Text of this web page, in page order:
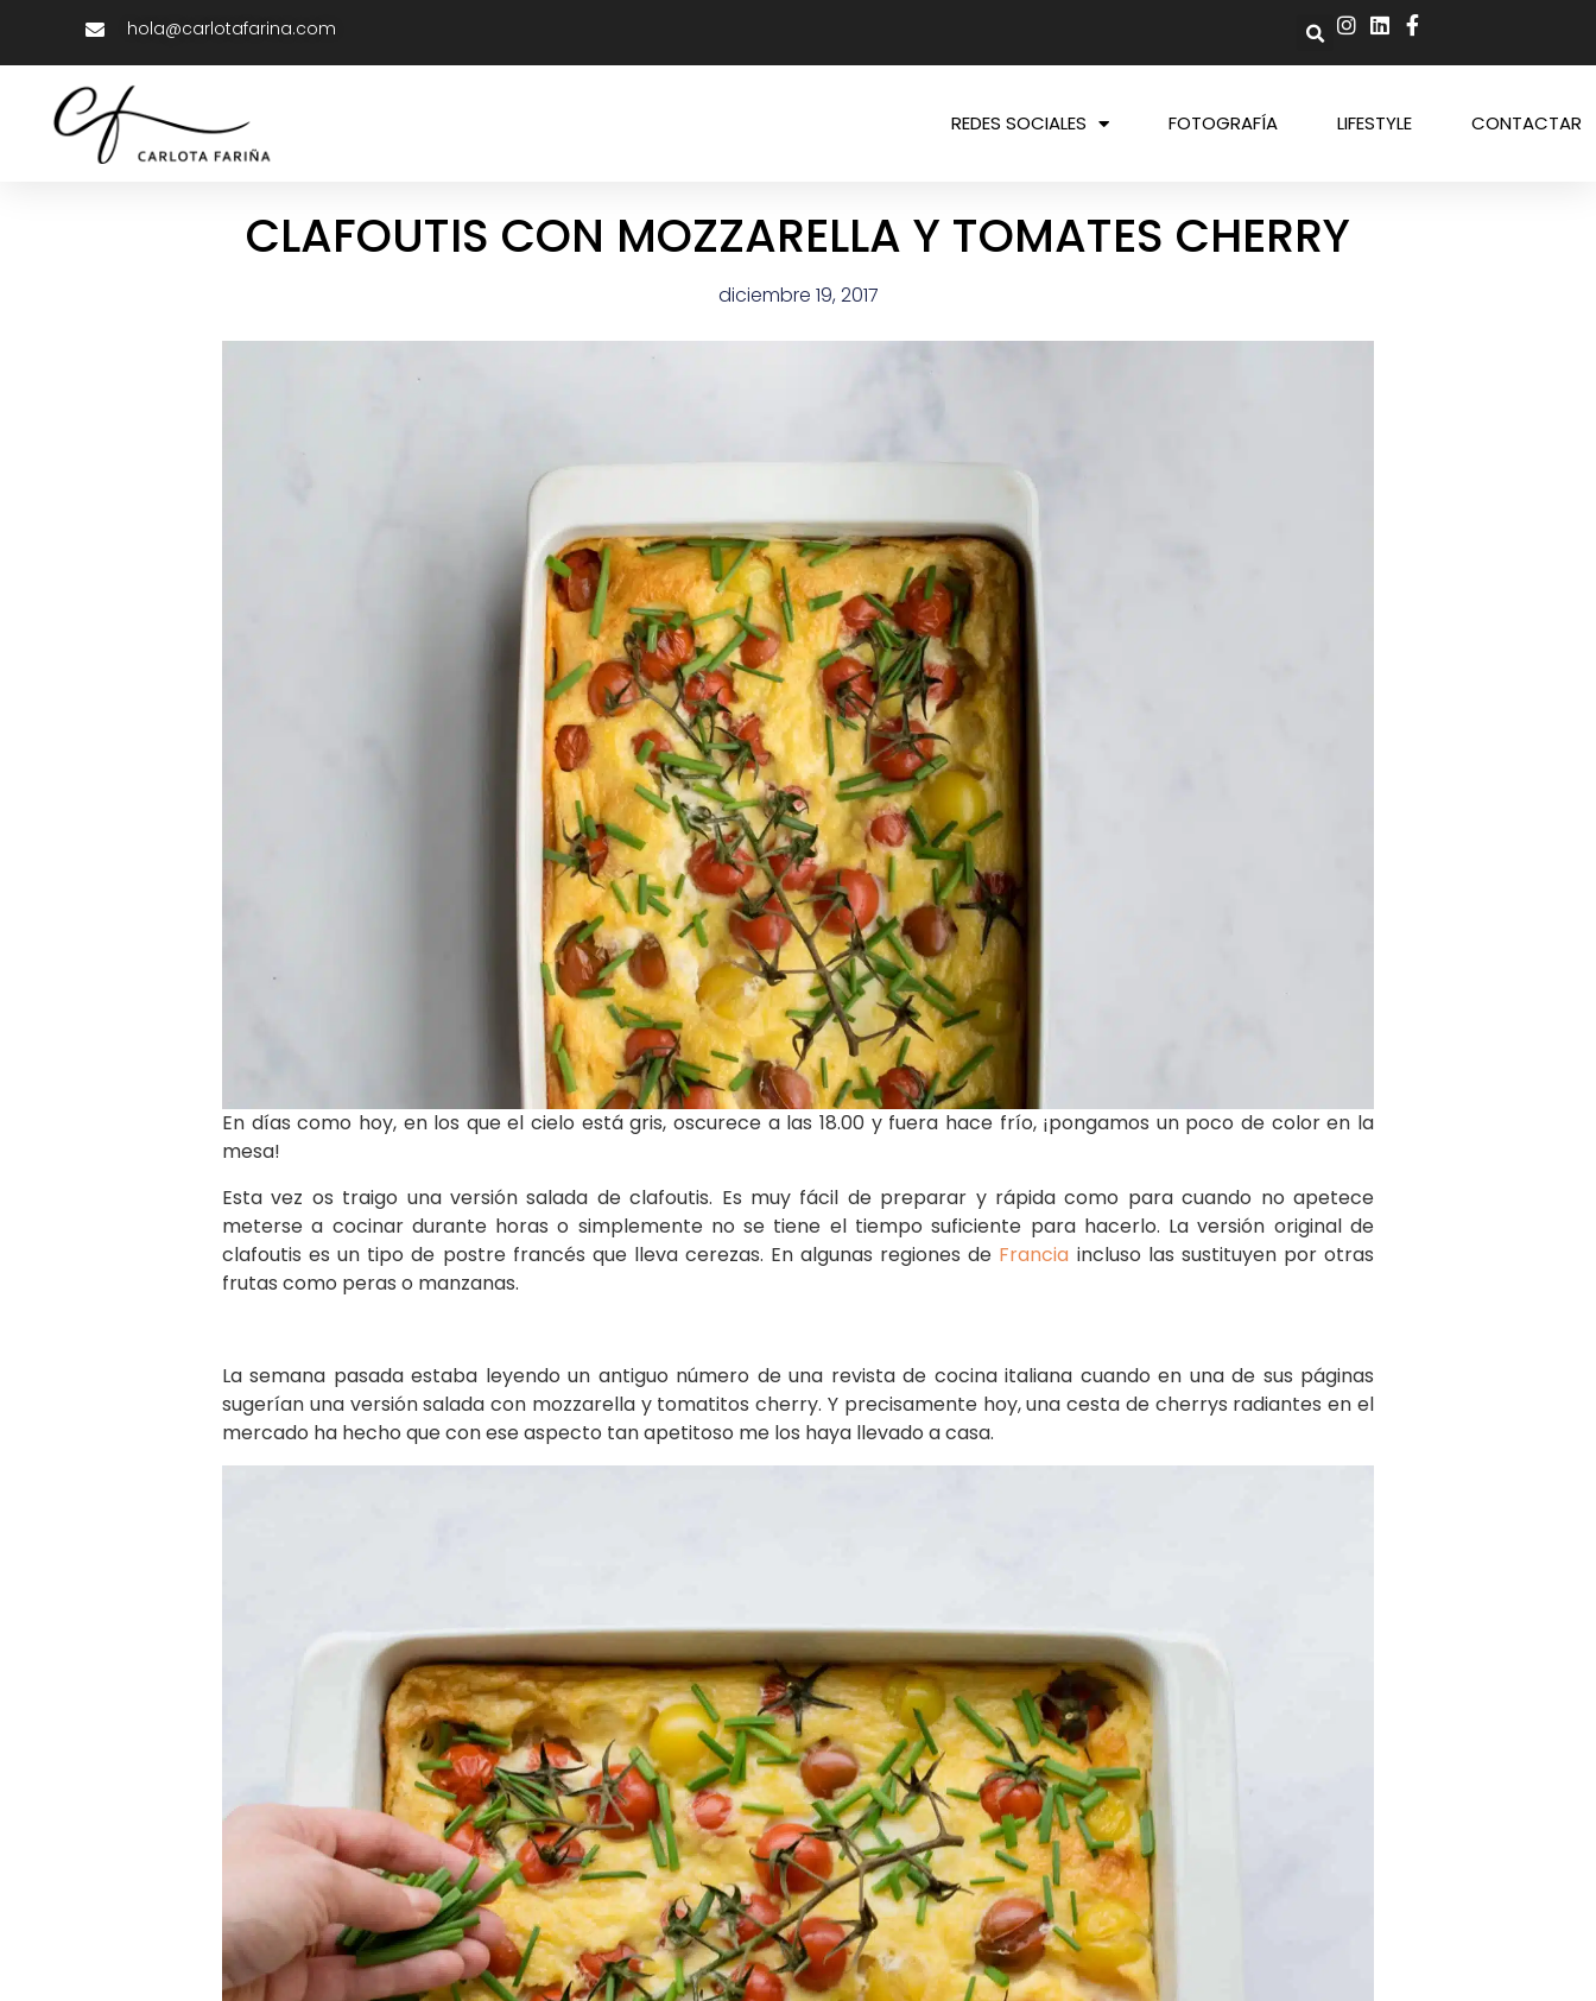
hola@carlotafarina.com
REDES SOCIALES FOTOGRAFÍA LIFESTYLE CONTACTAR
CLAFOUTIS CON MOZZARELLA Y TOMATES CHERRY
diciembre 19, 2017
En días como hoy, en los que el cielo está gris, oscurece a las 18.00 y fuera hace frío, ¡pongamos un poco de color en la
mesa!
Esta vez os traigo una versión salada de clafoutis. Es muy fácil de preparar y rápida como para cuando no apetece
meterse a cocinar durante horas o simplemente no se tiene el tiempo suficiente para hacerlo. La versión original de
clafoutis es un tipo de postre francés que lleva cerezas. En algunas regiones de Francia incluso las sustituyen por otras
frutas como peras o manzanas.
La semana pasada estaba leyendo un antiguo número de una revista de cocina italiana cuando en una de sus páginas
sugerían una versión salada con mozzarella y tomatitos cherry. Y precisamente hoy, una cesta de cherrys radiantes en el
mercado ha hecho que con ese aspecto tan apetitoso me los haya llevado a casa.